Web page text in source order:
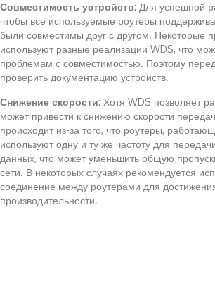
Совместимость устройств: Для успешной
чтобы все используемые роутеры
были совместимы друг с другом. Некоторые
используют разные реализации WDS, что
проблемам с совместимостью. Поэтому
проверить документацию устройств.
Снижение скорости: Хотя WDS позволяет
может привести к снижению скорости
происходит из-за того, что роутеры,
используют одну и ту же частоту для
данных, что может уменьшить общую
сети. В некоторых случаях рекомендуется
соединение между роутерами для
производительности.